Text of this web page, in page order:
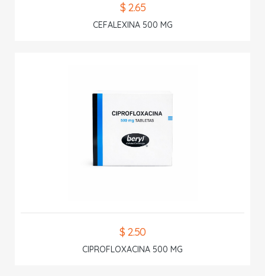
$ 2.65
CEFALEXINA 500 MG
$ 2.50
CIPROFLOXACINA 500 MG